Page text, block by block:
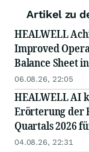
Artikel zu
HEALWELL
Improved
Balance Sheet
06.08.26, 22:05
HEALWELL AI
Erörterung der
Quartals 2026
04.08.26, 22:31